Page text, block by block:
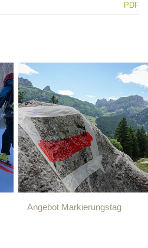
PDF
Angebot Markierungstag